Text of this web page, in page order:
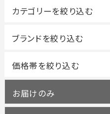
ブランドを絞り込む
お届けのみ